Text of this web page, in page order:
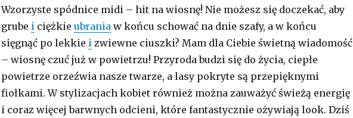
Wzorzyste spódnice midi – hit na wiosnę! Nie możesz się doczekać, aby
grube iciężkie ubraniaw końcu schować na dnie szafy, a w końcu
sięgnąć po lekkie izwiewne ciuszki? Mam dla Ciebie świetną wiadomość
– wiosnę czuć już w powietrzu! Przyroda budzi się do życia, ciepłe
powietrze orzeźwia nasze twarze, a lasy pokryte są przepięknymi
fiołkami. W stylizacjach kobiet również można zauważyć świeżą energię
i coraz więcej barwnych odcieni, które fantastycznie ożywiają look. Dziś